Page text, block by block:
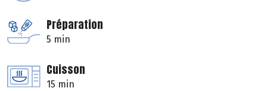
Préparation
5 min
Cuisson
15 min